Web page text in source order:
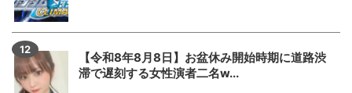
【令和8年8月8日】お盆休み開始時期に道路渋
滞で遅刻する女性演者二名w...